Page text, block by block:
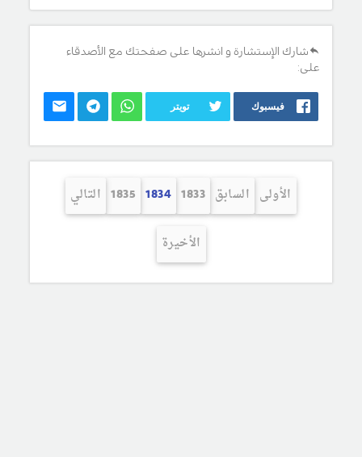
شارك الإستشارة و انشرها على صفحتك مع الأصدقاء
على:
فيسبوك تويتر
الأولى السابق 1833
1834
1835 التالي
الأخيرة